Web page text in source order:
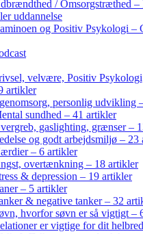
/ Omsorgstræthed –
uddannelse
og Positiv Psykologi –
velvære, Positiv
artikler
personlig udvikling
sundhed – 41 artikler
gaslighting, grænser –
og godt arbejdsmiljø – 23
– 6 artikler
overtænkning – 18 artikler
& depression – 19 artikler
– 5 artikler
& negative tanker – 32
hvorfor søvn er så vigtigt –
er vigtige for dit